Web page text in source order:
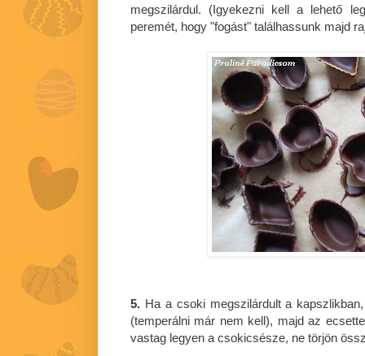
megszilárdul. (Igyekezni kell a lehető
peremét, hogy "fogást" találhassunk majd
5. Ha a csoki megszilárdult a
(temperálni már nem kell), majd az
vastag legyen a csokicsésze, ne törjön